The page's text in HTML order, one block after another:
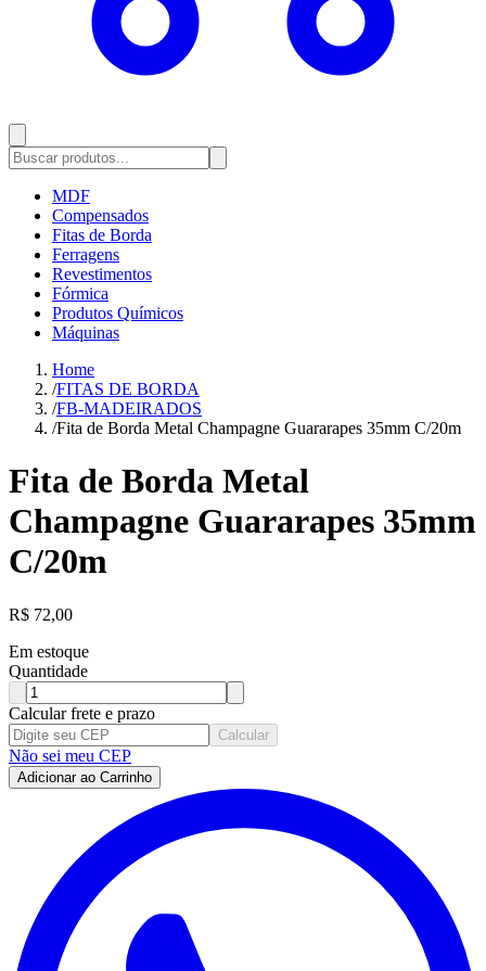
MDF
Compensados
Fitas de Borda
Ferragens
Revestimentos
Fórmica
Produtos Químicos
Máquinas
Home
/FITAS DE BORDA
/FB-MADEIRADOS
/Fita de Borda Metal Champagne Guararapes 35mm C/20m
Fita de Borda Metal
Champagne Guararapes 35mm
C/20m
R$ 72,00
Em estoque
Quantidade
Calcular frete e prazo
Calcular
Não sei meu CEP
Adicionar ao Carrinho